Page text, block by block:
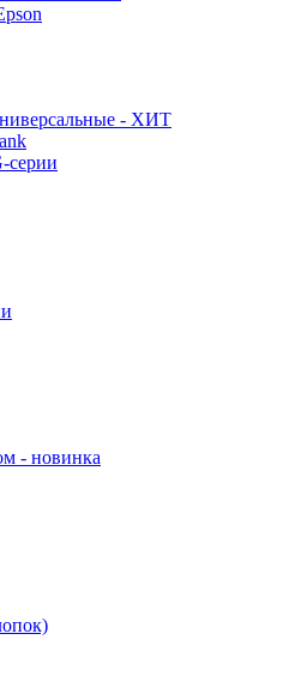
- ХИТ
серии
- новинка